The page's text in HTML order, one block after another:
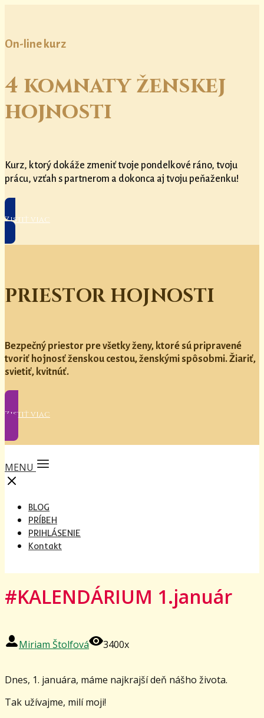
On-line kurz
4 komnaty ženskej
hojnosti
Kurz, ktorý dokáže zmeniť tvoje pondelkové ráno, tvoju
prácu, vzťah s partnerom a dokonca aj tvoju peňaženku!
Zistiť viac
PRIESTOR HOJNOSTI
Bezpečný priestor pre všetky ženy, ktoré sú pripravené
tvoriť hojnosť ženskou cestou, ženskými spôsobmi. Žiariť,
svietiť, kvitnúť.
Zistiť viac
MENU
BLOG
PRÍBEH
PRIHLÁSENIE
Kontakt
#KALENDÁRIUM 1.január
Miriam Štolfová 3400x
Dnes, 1. januára, máme najkrajší deň nášho života.
Tak užívajme, milí moji!